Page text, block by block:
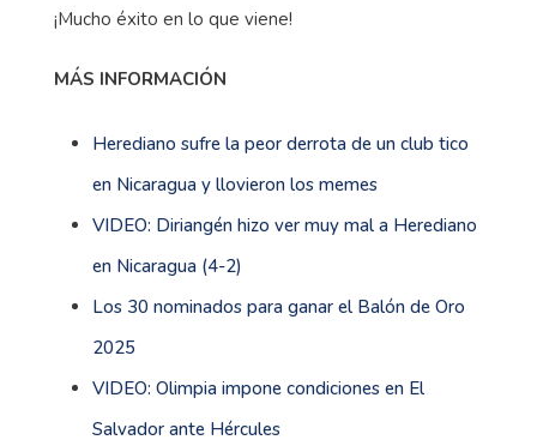
¡Mucho éxito en lo que viene!
MÁS INFORMACIÓN
Herediano sufre la peor derrota de un club tico
en Nicaragua y llovieron los memes
VIDEO: Diriangén hizo ver muy mal a Herediano
en Nicaragua (4-2)
Los 30 nominados para ganar el Balón de Oro
2025
VIDEO: Olimpia impone condiciones en El
Salvador ante Hércules